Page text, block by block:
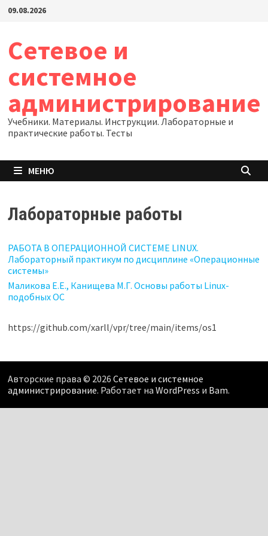
Перейти
09.08.2026
Сетевое и
системное
администрирование
Учебники. Материалы. Инструкции. Лабораторные и
практические работы. Тесты
МЕНЮ
Лабораторные работы
РАБОТА В ОПЕРАЦИОННОЙ СИСТЕМЕ LINUX.
Лабораторный практикум по дисциплине «Операционные
системы»
Маликова Е.Е., Канищева М.Г. Основы работы Linux-
подобных ОС
https://github.com/xarll/vpr/tree/main/items/os1
Авторские права © 2026 Сетевое и системное
администрирование. Работает на WordPress и Bam.